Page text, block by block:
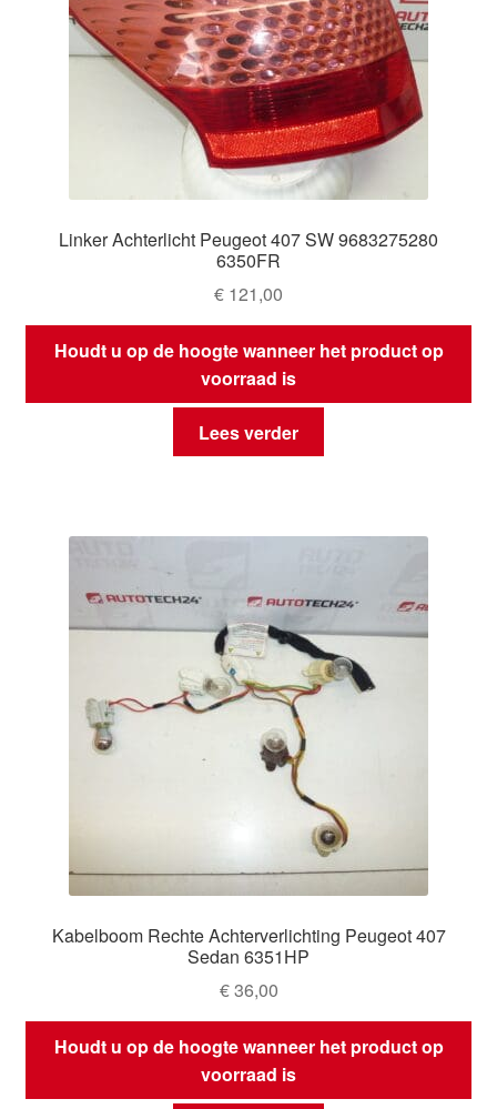
Linker Achterlicht Peugeot 407 SW 9683275280
6350FR
€ 121,00
Houdt u op de hoogte wanneer het product op
voorraad is
Lees verder
Kabelboom Rechte Achterverlichting Peugeot 407
Sedan 6351HP
€36,00
Houdt u op de hoogte wanneer het product op
voorraad is